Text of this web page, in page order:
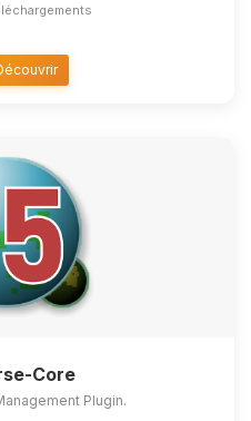
Core
Plugin.